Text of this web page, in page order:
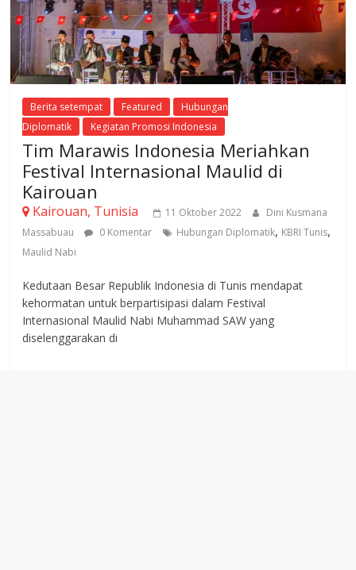
Berita setempat Featured
Hubungan
Diplomatik
Kegiatan Promosi Indonesia
Tim Marawis Indonesia Meriahkan
Festival Internasional Maulid di
Kairouan
Kairouan, Tunisia 11 Oktober 2022
Dini Kusmana
Massabuau
0 Komentar Hubungan Diplomatik, KBRI Tunis,
Maulid Nabi
Kedutaan Besar Republik Indonesia di Tunis mendapat
kehormatan untuk berpartisipasi dalam Festival
Internasional Maulid Nabi Muhammad SAW yang
diselenggarakan di